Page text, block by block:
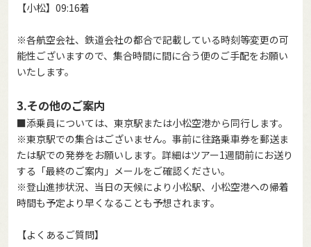
【小松】09:16着
※各航空会社、鉄道会社の都合で記載している時刻等変更の可
能性ございますので、集合時間に間に合う便のご手配をお願い
いたします。
3.その他のご案内
■添乗員については、東京駅または小松空港から同行します。
※東京駅での集合はございません。事前に往路乗車券を郵送ま
たは駅での発券をお願いします。詳細はツアー1週間前にお送り
する「最終のご案内」メールをご確認ください。
※登山進捗状況、当日の天候により小松駅、小松空港への帰着
時間も予定より早くなることも予想されます。
【よくあるご質問】